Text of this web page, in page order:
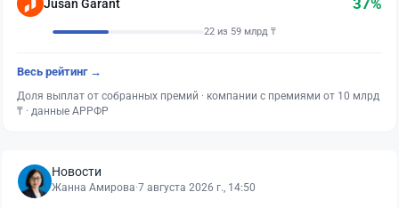
Jusan Garant
22 из 59 млрд ₸
Весь рейтинг →
Доля выплат от собранных премий · компании с премиями от 10 млрд
₸ · данные АРРФР
Новости
Жанна Амирова·7 августа 2026 г., 14:50